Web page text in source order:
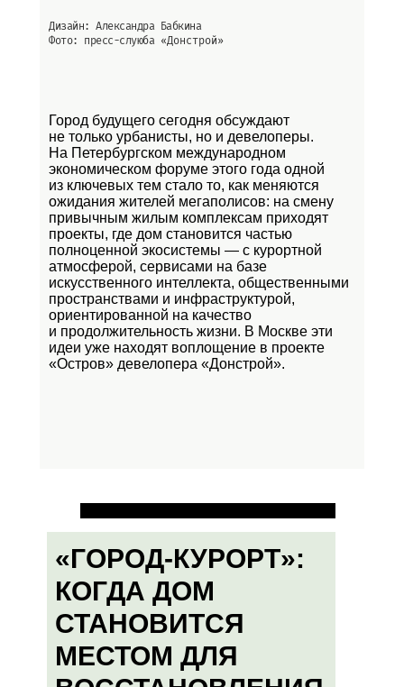
Дизайн: Александра Бабкина
Фото: пресс-слуюба «Донстрой»
Город будущего сегодня обсуждают
не только урбанисты, но и девелоперы.
На Петербургском международном
экономическом форуме этого года одной
из ключевых тем стало то, как меняются
ожидания жителей мегаполисов: на смену
привычным жилым комплексам приходят
проекты, где дом становится частью
полноценной экосистемы — с курортной
атмосферой, сервисами на базе
искусственного интеллекта, общественными
пространствами и инфраструктурой,
ориентированной на качество
и продолжительность жизни. В Москве эти
идеи уже находят воплощение в проекте
«Остров» девелопера «Донстрой».
«ГОРОД-КУРОРТ»:
КОГДА ДОМ
СТАНОВИТСЯ
МЕСТОМ ДЛЯ